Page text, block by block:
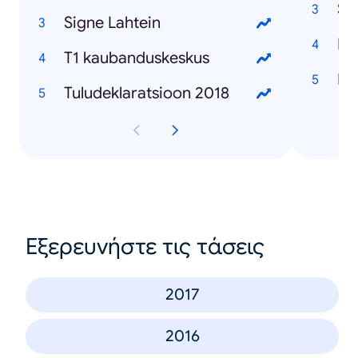
Signe Lahtein
T1 kaubanduskeskus
Tuludeklaratsioon 2018
Εξερευνήστε τις τάσεις
2017
2016